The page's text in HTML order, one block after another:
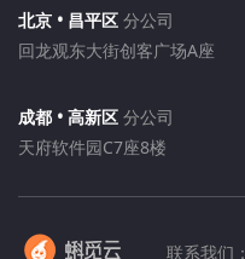
北京 • 昌平区 分公司
回龙观东大街创客广场A座
成都 • 高新区 分公司
天府软件园C7座8楼
联系我们：